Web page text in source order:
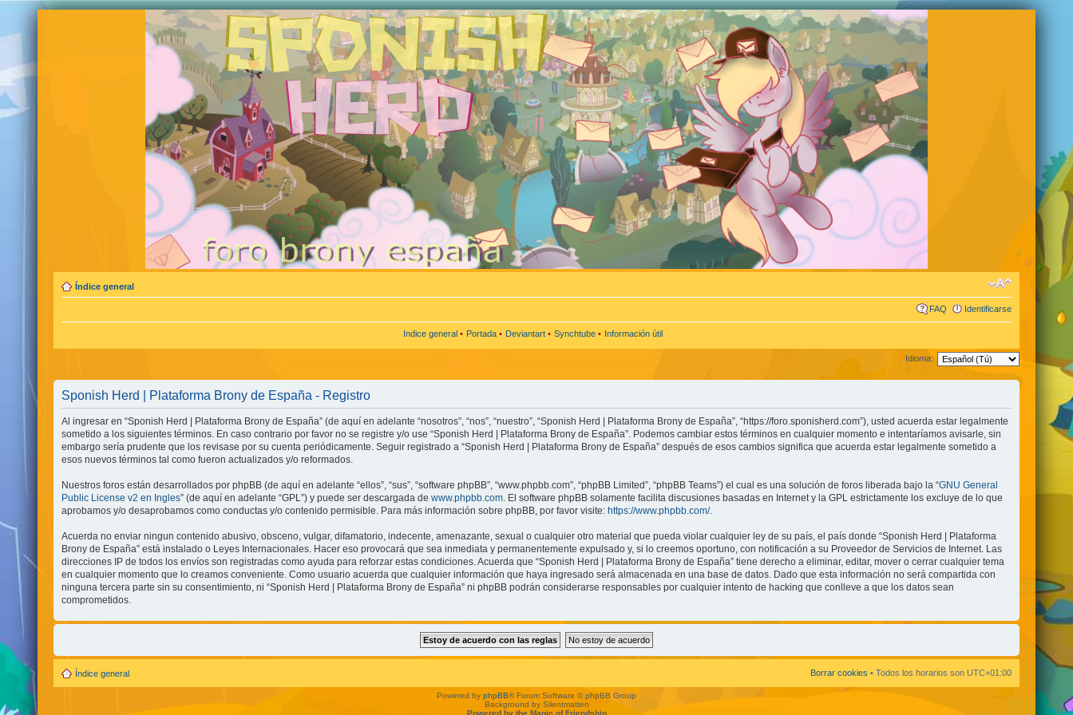
Índice general
FAQ Identificarse
Indice general • Portada • Deviantart • Synchtube • Información útil
Idioma:
Sponish Herd | Plataforma Brony de España - Registro
Al ingresar en “Sponish Herd | Plataforma Brony de España” (de aquí en adelante “nosotros”, “nos”, “nuestro”, “Sponish Herd | Plataforma Brony de España”, “https://foro.sponisherd.com”), usted acuerda estar legalmente
sometido a los siguientes términos. En caso contrario por favor no se registre y/o use “Sponish Herd | Plataforma Brony de España”. Podemos cambiar estos términos en cualquier momento e intentaríamos avisarle, sin
embargo sería prudente que los revisase por su cuenta periódicamente. Seguir registrado a “Sponish Herd | Plataforma Brony de España” después de esos cambios significa que acuerda estar legalmente sometido a
esos nuevos términos tal como fueron actualizados y/o reformados.
Nuestros foros están desarrollados por phpBB (de aquí en adelante “ellos”, “sus”, “software phpBB”, “www.phpbb.com”, “phpBB Limited”, “phpBB Teams”) el cual es una solución de foros liberada bajo la “GNU General
Public License v2 en Ingles” (de aquí en adelante “GPL”) y puede ser descargada dewww.phpbb.com . El software phpBB solamente facilita discusiones basadas en Internet y la GPL estrictamente los excluye de lo que
aprobamos y/o desaprobamos como conductas y/o contenido permisible. Para más información sobre phpBB, por favor visite:https://www.phpbb.com/.
Acuerda no enviar ningun contenido abusivo, obsceno, vulgar, difamatorio, indecente, amenazante, sexual o cualquier otro material que pueda violar cualquier ley de su país, el país donde “Sponish Herd | Plataforma
Brony de España” está instalado o Leyes Internacionales. Hacer eso provocará que sea inmediata y permanentemente expulsado y, si lo creemos oportuno, con notificación a su Proveedor de Servicios de Internet. Las
direcciones IP de todos los envíos son registradas como ayuda para reforzar estas condiciones. Acuerda que “Sponish Herd | Plataforma Brony de España” tiene derecho a eliminar, editar, mover o cerrar cualquier tema
en cualquier momento que lo creamos conveniente. Como usuario acuerda que cualquier información que haya ingresado será almacenada en una base de datos. Dado que esta información no será compartida con
ninguna tercera parte sin su consentimiento, ni “Sponish Herd | Plataforma Brony de España” ni phpBB podrán considerarse responsables por cualquier intento de hacking que conlleve a que los datos sean
comprometidos.
Índice general Borrar cookies • Todos los horarios son UTC+01:00
Powered by phpBB® Forum Software © phpBB Group
Background by Silentmatten
Powered by the Magic of Friendship